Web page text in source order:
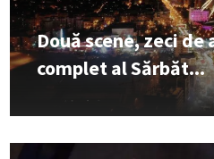
Două scene, zeci
complet al Sărbăt...